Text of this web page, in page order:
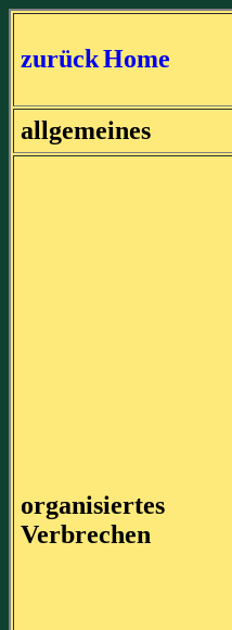
zurückHome
allgemeines
organisiertes
Verbrechen